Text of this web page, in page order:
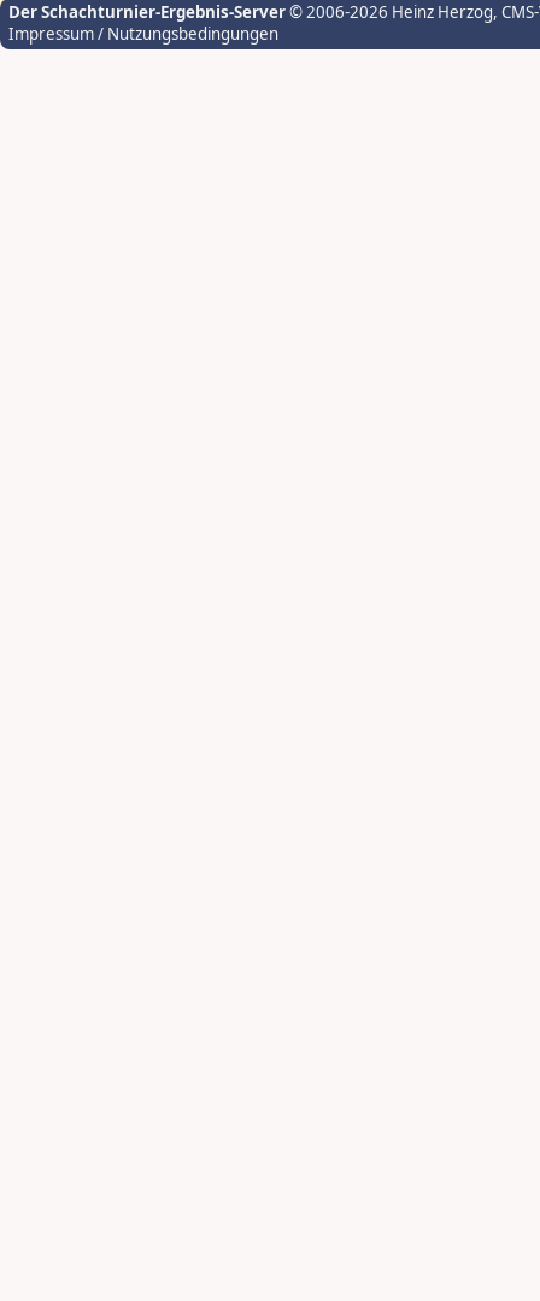
Der Schachturnier-Ergebnis-Server© 2006-2026 Heinz Herzog,
Impressum / Nutzungsbedingungen